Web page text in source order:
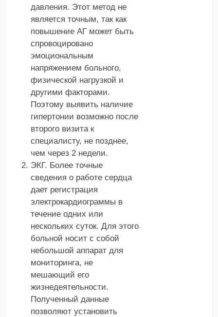
давления. Этот метод не
является точным, так как
повышение АГ может быть
спровоцировано
эмоциональным
напряжением больного,
физической нагрузкой и
другими факторами.
Поэтому выявить наличие
гипертонии возможно после
второго визита к
специалисту, не позднее,
чем через 2 недели.
ЭКГ. Более точные
сведения о работе сердца
дает регистрация
электрокардиограммы в
течение одних или
нескольких суток. Для этого
больной носит с собой
небольшой аппарат для
мониторинга, не
мешающий его
жизнедеятельности.
Полученный данные
позволяют установить